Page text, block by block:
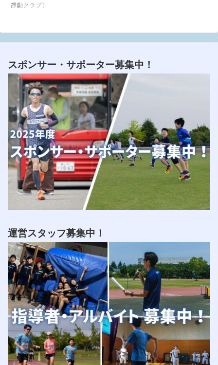
運動クラブ）
スポンサー・サポーター募集中！
運営スタッフ募集中！